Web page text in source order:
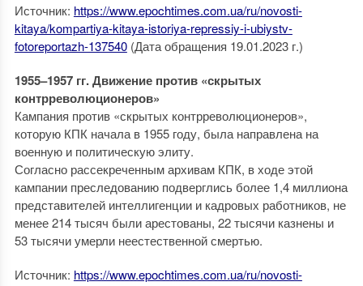
Источник: https://www.epochtimes.com.ua/ru/novosti-
kitaya/kompartiya-kitaya-istoriya-repressiy-i-ubiystv-
fotoreportazh-137540(Дата обращения 19.01.2023 г.)
1955–1957 гг. Движение против «скрытых
контрреволюционеров»
Кампания против «скрытых контрреволюционеров»,
которую КПК начала в 1955 году, была направлена на
военную и политическую элиту.
Согласно рассекреченным архивам КПК, в ходе этой
кампании преследованию подверглись более 1,4 миллиона
представителей интеллигенции и кадровых работников, не
менее 214 тысяч были арестованы, 22 тысячи казнены и
53 тысячи умерли неестественной смертью.
Источник: https://www.epochtimes.com.ua/ru/novosti-